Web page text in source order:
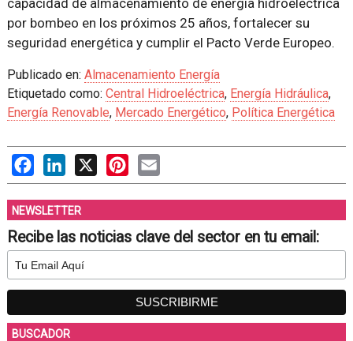
capacidad de almacenamiento de energía hidroeléctrica
por bombeo en los próximos 25 años, fortalecer su
seguridad energética y cumplir el Pacto Verde Europeo.
Publicado en: Almacenamiento Energía
Etiquetado como: Central Hidroeléctrica, Energía Hidráulica,
Energía Renovable, Mercado Energético, Política Energética
FacebookLinkedIn
X PinterestEmail
NEWSLETTER
Recibe las noticias clave del sector en tu email:
BUSCADOR